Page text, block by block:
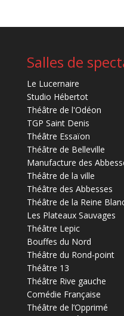
Salles de
Le Lucernaire
Studio Hébertot
Théâtre de l'Odéon
TGP Saint Denis
Théâtre Essaïon
Théâtre de Belleville
Manufacture des
Théâtre de la ville
Théâtre des Abbesses
Théâtre de la Reine
Les Plateaux Sauvages
Théâtre Lepic
Bouffes du Nord
Théâtre du Rond-point
Théâtre 13
Théâtre Rive gauche
Comédie Française
Théâtre de l’Opprimé